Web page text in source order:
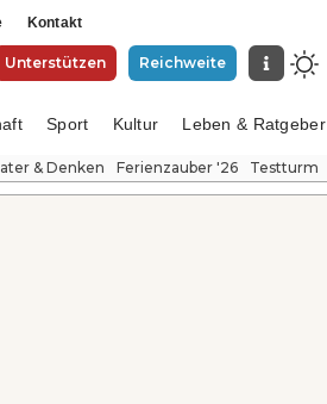
Kontakt
Unterstützen Reichweite
Sport Kultur Leben & Ratgeber
& Denken Ferienzauber '26 Testturm